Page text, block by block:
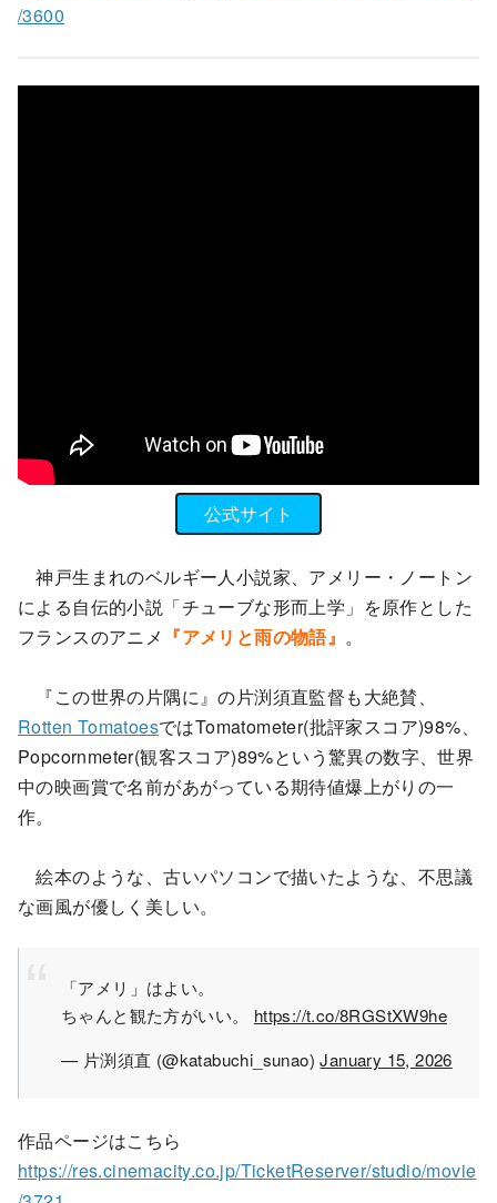
/3600
公式サイト
神戸生まれのベルギー人小説家、アメリー・ノートン
による自伝的小説「チューブな形而上学」を原作とした
フランスのアニメ 『アメリと雨の物語』 。
『この世界の片隅に』の片渕須直監督も大絶賛、
Rotten TomatoesではTomatometer(批評家スコア)98%、
Popcornmeter(観客スコア)89%という驚異の数字、世界
中の映画賞で名前があがっている期待値爆上がりの一
作。
絵本のような、古いパソコンで描いたような、不思議
な画風が優しく美しい。
「アメリ」はよい。
ちゃんと観た方がいい。 https://t.co/8RGStXW9he
— 片渕須直 (@katabuchi_sunao)January 15, 2026
作品ページはこちら
https://res.cinemacity.co.jp/TicketReserver/studio/movie